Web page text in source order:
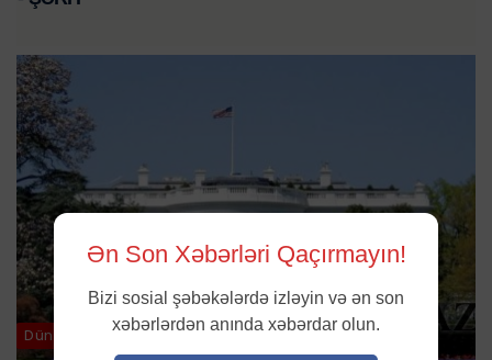
Dünya
Ən Son Xəbərləri Qaçırmayın!
Bizi sosial şəbəkələrdə izləyin və ən son
xəbərlərdən anında xəbərdar olun.